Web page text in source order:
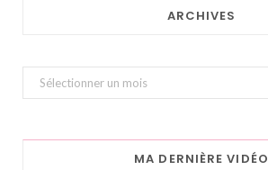
ARCHIVES
Archives
MA DERNIÈRE VIDÉO